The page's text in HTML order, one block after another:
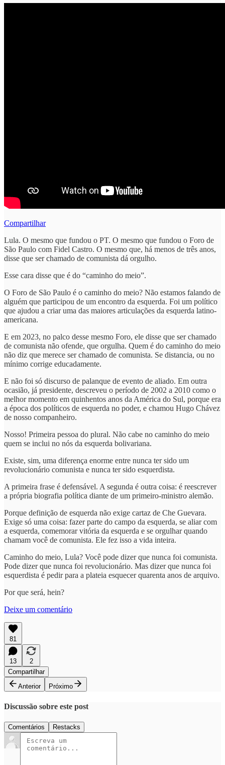
Compartilhar
Lula. O mesmo que fundou o PT. O mesmo que fundou o Foro de
São Paulo com Fidel Castro. O mesmo que, há menos de três anos,
disse que ser chamado de comunista dá orgulho.
Esse cara disse que é do “caminho do meio”.
O Foro de São Paulo é o caminho do meio? Não estamos falando de
alguém que participou de um encontro da esquerda. Foi um político
que ajudou a criar uma das maiores articulações da esquerda latino-
americana.
E em 2023, no palco desse mesmo Foro, ele disse que ser chamado
de comunista não ofende, que orgulha. Quem é do caminho do meio
não diz que merece ser chamado de comunista. Se distancia, ou no
mínimo corrige educadamente.
E não foi só discurso de palanque de evento de aliado. Em outra
ocasião, já presidente, descreveu o período de 2002 a 2010 como o
melhor momento em quinhentos anos da América do Sul, porque era
a época dos políticos de esquerda no poder, e chamou Hugo Chávez
de nosso companheiro.
Nosso! Primeira pessoa do plural. Não cabe no caminho do meio
quem se inclui no nós da esquerda bolivariana.
Existe, sim, uma diferença enorme entre nunca ter sido um
revolucionário comunista e nunca ter sido esquerdista.
A primeira frase é defensável. A segunda é outra coisa: é reescrever
a própria biografia política diante de um primeiro-ministro alemão.
Porque definição de esquerda não exige cartaz de Che Guevara.
Exige só uma coisa: fazer parte do campo da esquerda, se aliar com
a esquerda, comemorar vitória da esquerda e se orgulhar quando
chamam você de comunista. Ele fez isso a vida inteira.
Caminho do meio, Lula? Você pode dizer que nunca foi comunista.
Pode dizer que nunca foi revolucionário. Mas dizer que nunca foi
esquerdista é pedir para a plateia esquecer quarenta anos de arquivo.
Por que será, hein?
Deixe um comentário
81
13
2
Compartilhar
Anterior
Próximo
Discussão sobre este post
Comentários Restacks